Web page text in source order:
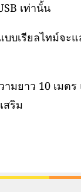
เท่านั้น
บเรียลไทม์จะ
มยาว 10 เมต
สริม